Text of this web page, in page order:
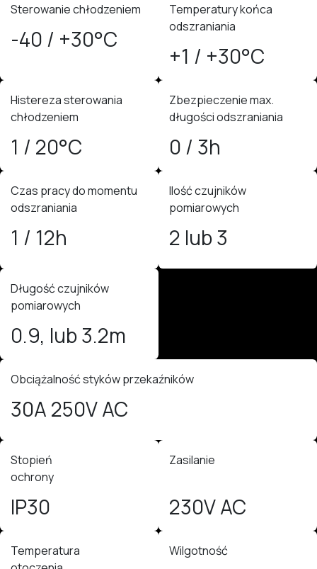
Sterowanie chłodzeniem
-40 / +30°C
Temperatury końca
odszraniania
+1 / +30°C
Histereza sterowania
chłodzeniem
1 / 20°C
Zbezpieczenie max.
długości odszraniania
0 / 3h
Czas pracy do momentu
odszraniania
1 / 12h
Ilość czujników
pomiarowych
2 lub 3
Długość czujników
pomiarowych
0.9, lub 3.2m
Obciążalność styków przekaźników
30A 250V AC
Stopień
ochrony
IP30
Zasilanie
230V AC
Temperatura
Wilgotność